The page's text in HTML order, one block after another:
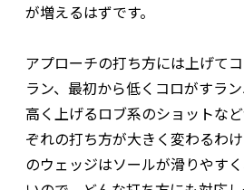
が増えるはずです。
アプローチの打ち方には上げて
ラン、最初から低くコロがすラン
高く上げるロブ系のショットな
ぞれの打ち方が大きく変わるわ
のウェッジはソールが滑りやす